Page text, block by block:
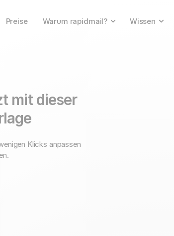
Preise Warum rapidmail? Wissen
mit dieser
Klicks anpassen